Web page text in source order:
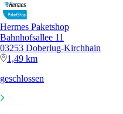
Hermes Paketshop
Bahnhofsallee 11
03253 Doberlug-Kirchhain
1,49 km
geschlossen